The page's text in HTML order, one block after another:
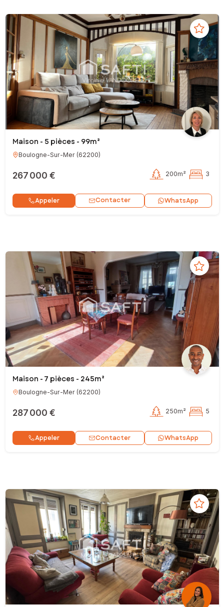
Maison - 5 pièces - 99m²
Boulogne-Sur-Mer(62200)
267 000 € 200m² 3
Appeler Contacter WhatsApp
Maison - 7 pièces - 245m²
Boulogne-Sur-Mer(62200)
287 000 € 250m² 5
Appeler Contacter WhatsApp